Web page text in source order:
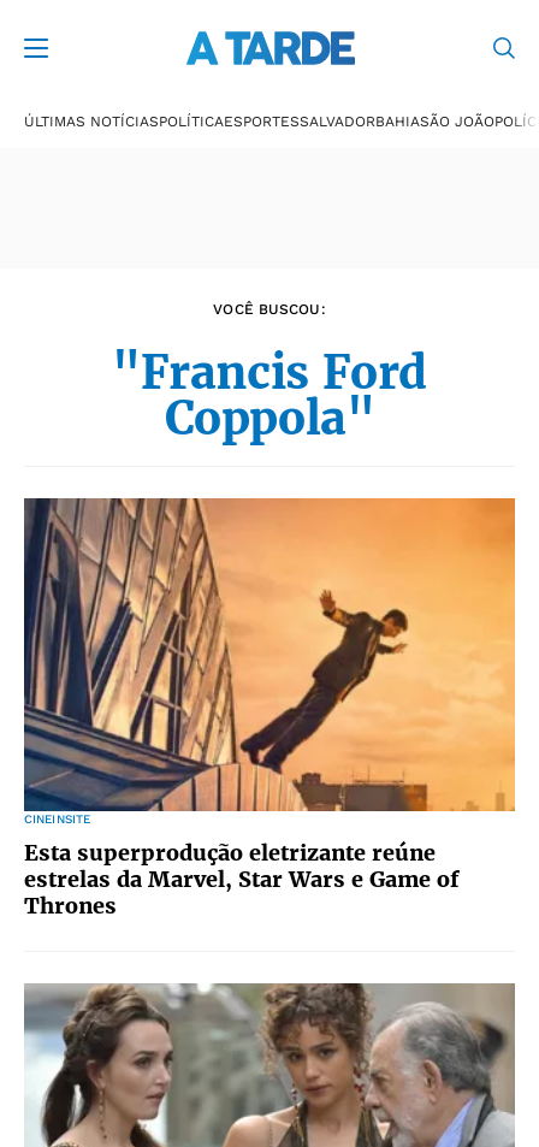
ÚLTIMAS NOTÍCIASPOLÍTICAESPORTESSALVADORBAHIASÃO JOÃO
VOCÊ BUSCOU:
"Francis Ford
Coppola"
CINEINSITE
Esta superprodução eletrizante reúne
estrelas da Marvel, Star Wars e Game of
Thrones